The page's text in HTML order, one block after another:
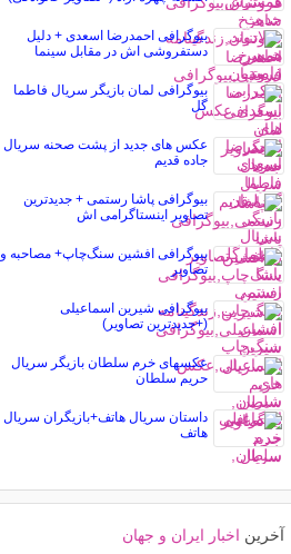
بیوگرافی احمدرضا اسعدی + دلیل
دستفروشی اش در مقابل سینما
بیوگرافی لمان بازیگر سریال فاطما
گل
عکس های جدید از پشت صحنه سریال
جاده قدیم
بیوگرافی پاشا رستمی + جدیدترین
تصاویر اینستاگرامی اش
بیوگرافی افشین سنگ‌چاپ+ مصاحبه و
تصاویر
بیوگرافی شیرین اسماعیلی
(+جدیدترین تصاویر)
عکسهای خرم سلطان بازیگر سریال
حریم سلطان
داستان سریال هاتف+بازیگران سریال
هاتف
آخرین اخبار ایران و جهان